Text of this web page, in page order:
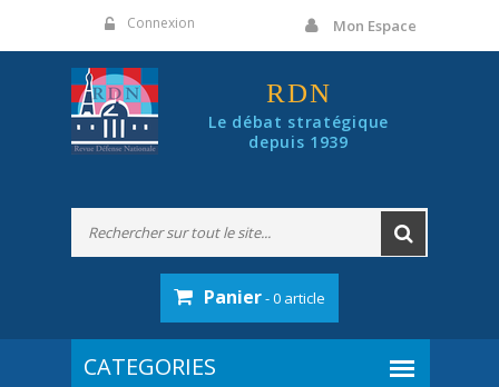
Connexion Mon Espace
RDN
Le débat stratégique
depuis 1939
Panier- 0 article